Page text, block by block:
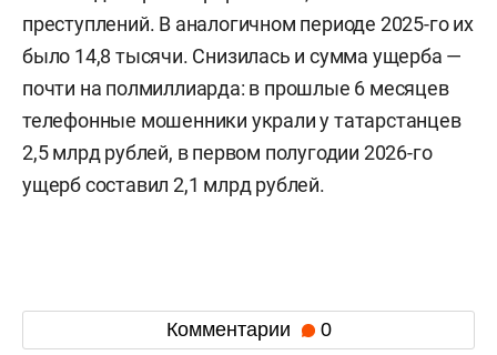
преступлений. В аналогичном периоде 2025-го их
было 14,8 тысячи. Снизилась и сумма ущерба —
почти на полмиллиарда: в прошлые 6 месяцев
телефонные мошенники украли у татарстанцев
2,5 млрд рублей, в первом полугодии 2026-го
ущерб составил 2,1 млрд рублей.
Комментарии 0